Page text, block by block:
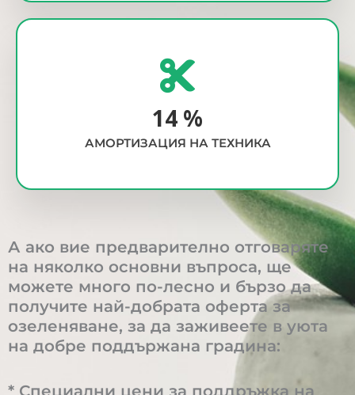
15 %
АМОРТИЗАЦИЯ НА ТЕХНИКА
А ако вие предварително отговаряте
на няколко основни въпроса, ще
можете много по-лесно и бързо да
получите най-добрата оферта за
озеленяване, за да заживеете в уюта
на добре поддържана градина:
* Специални цени за поддръжка на